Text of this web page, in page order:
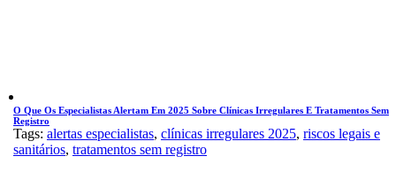
O Que Os Especialistas Alertam Em 2025 Sobre Clínicas Irregulares E Tratamentos Sem
Registro
Tags: alertas especialistas, clínicas irregulares 2025, riscos legais e
sanitários, tratamentos sem registro